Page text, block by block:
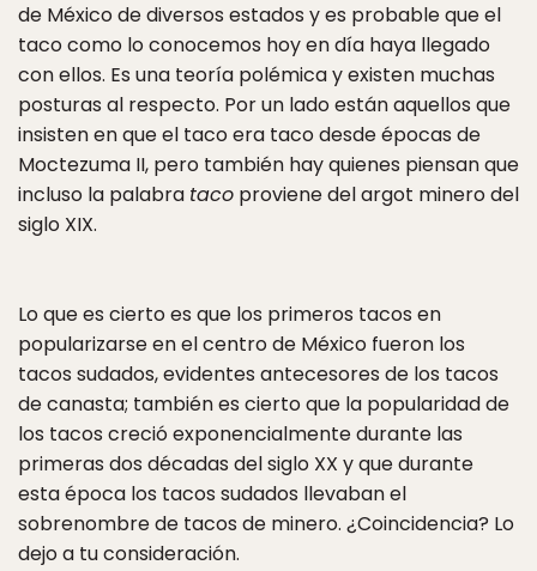
de México de diversos estados y es probable que el
taco como lo conocemos hoy en día haya llegado
con ellos. Es una teoría polémica y existen muchas
posturas al respecto. Por un lado están aquellos que
insisten en que el taco era taco desde épocas de
Moctezuma II, pero también hay quienes piensan que
incluso la palabra taco proviene del argot minero del
siglo XIX.
Lo que es cierto es que los primeros tacos en
popularizarse en el centro de México fueron los
tacos sudados, evidentes antecesores de los tacos
de canasta; también es cierto que la popularidad de
los tacos creció exponencialmente durante las
primeras dos décadas del siglo XX y que durante
esta época los tacos sudados llevaban el
sobrenombre de tacos de minero. ¿Coincidencia? Lo
dejo a tu consideración.